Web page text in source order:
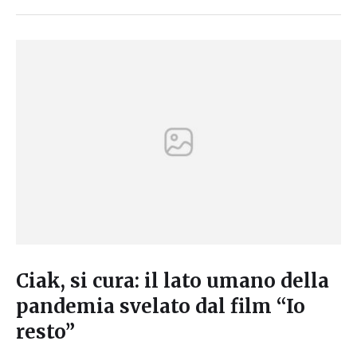
Ciak, si cura: il lato umano della
pandemia svelato dal film “Io
resto”